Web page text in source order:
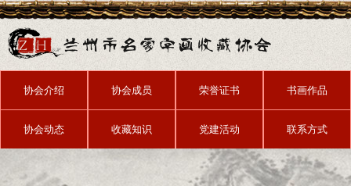
协会介绍 协会成员 荣誉证书 书画作品
协会动态 收藏知识 党建活动 联系方式